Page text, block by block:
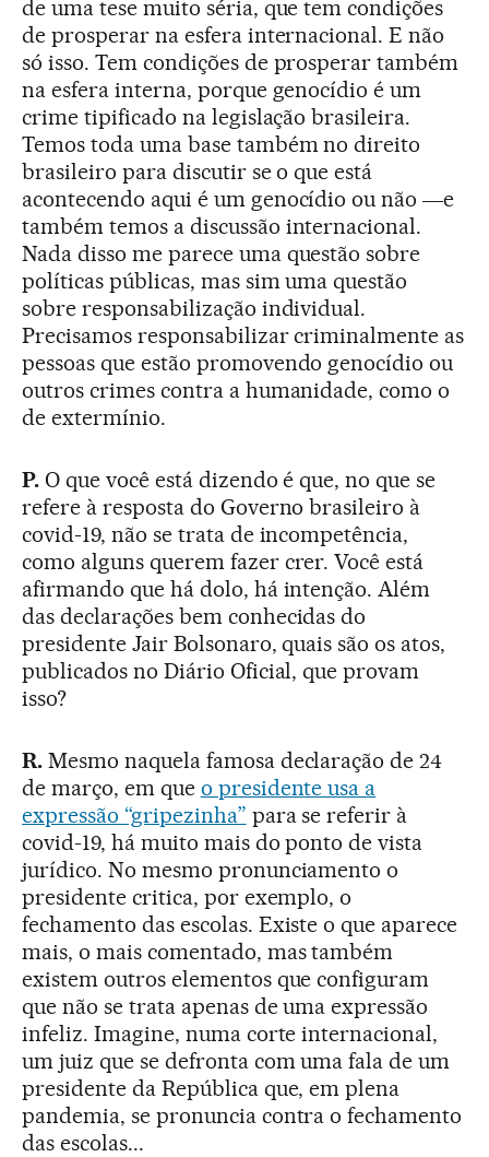
de uma tese muito séria, que tem condições
de prosperar na esfera internacional. E não
só isso. Tem condições de prosperar também
na esfera interna, porque genocídio é um
crime tipificado na legislação brasileira.
Temos toda uma base também no direito
brasileiro para discutir se o que está
acontecendo aqui é um genocídio ou não ―e
também temos a discussão internacional.
Nada disso me parece uma questão sobre
políticas públicas, mas sim uma questão
sobre responsabilização individual.
Precisamos responsabilizar criminalmente as
pessoas que estão promovendo genocídio ou
outros crimes contra a humanidade, como o
de extermínio.
P. O que você está dizendo é que, no que se
refere à resposta do Governo brasileiro à
covid-19, não se trata de incompetência,
como alguns querem fazer crer. Você está
afirmando que há dolo, há intenção. Além
das declarações bem conhecidas do
presidente Jair Bolsonaro, quais são os atos,
publicados no Diário Oficial, que provam
isso?
R.Mesmo naquela famosa declaração de 24
de março, em que o presidente usa a
expressão “gripezinha” para se referir à
covid-19, há muito mais do ponto de vista
jurídico. No mesmo pronunciamento o
presidente critica, por exemplo, o
fechamento das escolas. Existe o que aparece
mais, o mais comentado, mas também
existem outros elementos que configuram
que não se trata apenas de uma expressão
infeliz. Imagine, numa corte internacional,
um juiz que se defronta com uma fala de um
presidente da República que, em plena
pandemia, se pronuncia contra o fechamento
das escolas...